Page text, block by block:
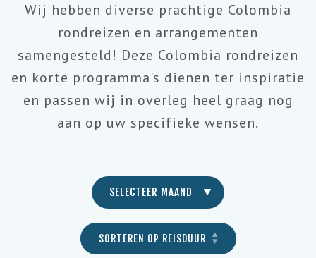
Wij hebben diverse prachtige Colombia
rondreizen en arrangementen
samengesteld! Deze Colombia rondreizen
en korte programma's dienen ter inspiratie
en passen wij in overleg heel graag nog
aan op uw specifieke wensen.
SELECTEER MAAND
SORTEREN OP REISDUUR